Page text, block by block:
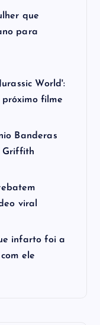
que
para
World':
filme
Banderas
Griffith
viral
infarto foi a
ele